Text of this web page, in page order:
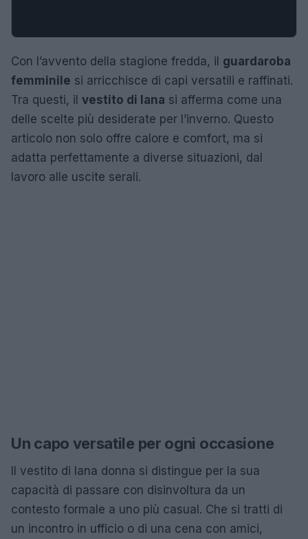
Con l’avvento della stagione fredda, il guardaroba
femminile si arricchisce di capi versatili e raffinati.
Tra questi, il vestito di lana si afferma come una
delle scelte più desiderate per l’inverno. Questo
articolo non solo offre calore e comfort, ma si
adatta perfettamente a diverse situazioni, dal
lavoro alle uscite serali.
Un capo versatile per ogni occasione
Il vestito di lana donna si distingue per la sua
capacità di passare con disinvoltura da un
contesto formale a uno più casual. Che si tratti di
un incontro in ufficio o di una cena con amici,